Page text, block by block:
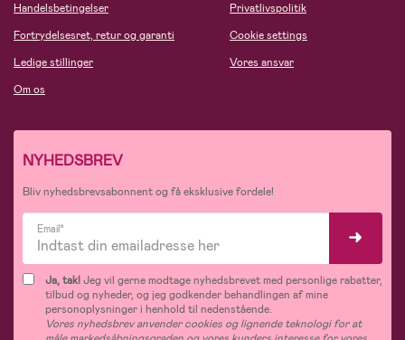
Handelsbetingelser
Fortrydelsesret, retur og garanti
Ledige stillinger
Om os
Privatlivspolitik
Cookie settings
Vores ansvar
NYHEDSBREV
Bliv nyhedsbrevsabonnent og få eksklusive fordele!
Email*
Ja, tak!Jeg vil gerne modtage nyhedsbrevet med personlige rabatter,
tilbud og nyheder, og jeg godkender behandlingen af mine
personoplysninger i henhold til nedenstående.
Vores nyhedsbrev anvender cookies og lignende teknologi for at